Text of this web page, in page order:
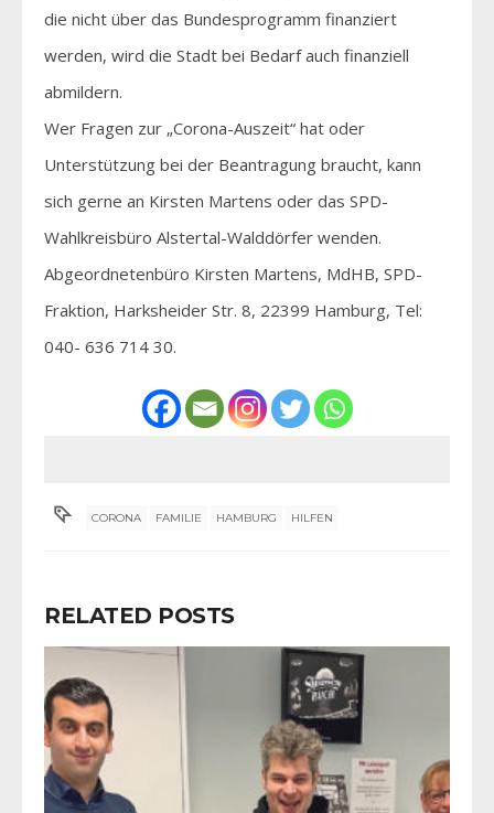
die nicht über das Bundesprogramm finanziert
werden, wird die Stadt bei Bedarf auch finanziell
abmildern.
Wer Fragen zur „Corona-Auszeit“ hat oder
Unterstützung bei der Beantragung braucht, kann
sich gerne an Kirsten Martens oder das SPD-
Wahlkreisbüro Alstertal-Walddörfer wenden.
Abgeordnetenbüro Kirsten Martens, MdHB, SPD-
Fraktion, Harksheider Str. 8, 22399 Hamburg, Tel:
040- 636 714 30.
CORONA FAMILIE HAMBURG HILFEN
RELATED POSTS